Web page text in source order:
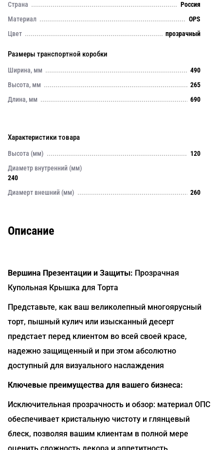
Страна
Россия
Материал
OPS
Цвет
прозрачный
Размеры транспортной коробки
Ширина, мм
490
Высота, мм
265
Длина, мм
690
Характеристики товара
Высота (мм)
120
Диаметр внутренний (мм)
240
Диамерт внешний (мм)
260
Описание
Вершина Презентации и Защиты: Прозрачная
Купольная Крышка для Торта
Представьте, как ваш великолепный многоярусный
торт, пышный кулич или изысканный десерт
предстает перед клиентом во всей своей красе,
надежно защищенный и при этом абсолютно
доступный для визуального наслаждения
Ключевые преимущества для вашего бизнеса:
Исключительная прозрачность и обзор: материал ОПС
обеспечивает кристальную чистоту и глянцевый
блеск, позволяя вашим клиентам в полной мере